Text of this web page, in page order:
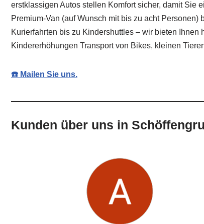
erstklassigen Autos stellen Komfort sicher, damit Sie
Premium-Van (auf Wunsch mit bis zu acht
Kurierfahrten bis zu Kindershuttles – wir bieten
Kindererhöhungen Transport von Bikes, kleinen
☎️ Mailen Sie uns.
Kunden über uns in